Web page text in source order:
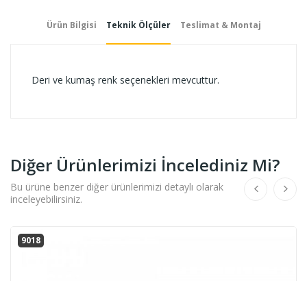
Ürün Bilgisi Teknik Ölçüler Teslimat & Montaj
Deri ve kumaş renk seçenekleri mevcuttur.
Diğer Ürünlerimizi İncelediniz Mi?
Bu ürüne benzer diğer ürünlerimizi detaylı olarak
inceleyebilirsiniz.
9018